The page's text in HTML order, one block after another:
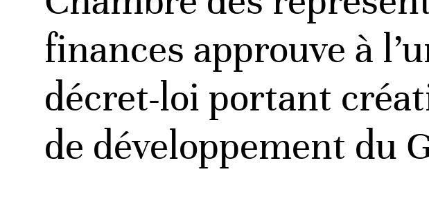
finances approuve à
décret-loi portant
de développement du